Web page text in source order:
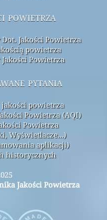
powietrza
Jakości Powietrza
powietrza
Powietrza
pytania
jakości powietrza
Powietrza (AQI)
Powietrza
Wyświetlacze...)
aplikacji)
historycznych
Jakości Powietrza